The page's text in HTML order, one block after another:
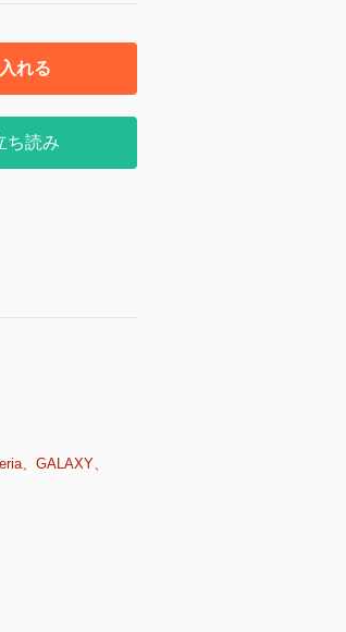
れる
ち読み
、GALAXY、